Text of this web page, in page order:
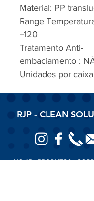
Material: PP
Range
+120
Tratamento Anti-
embaciamento :
Unidades por
RJP - CLEAN
HOMEPRODUTOS